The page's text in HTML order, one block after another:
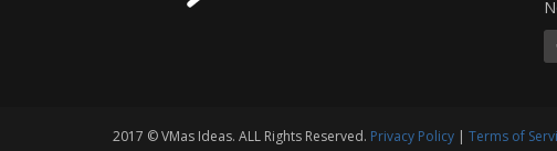
2017 © VMas Ideas. ALL Rights Reserved. Privacy Policy | Terms of